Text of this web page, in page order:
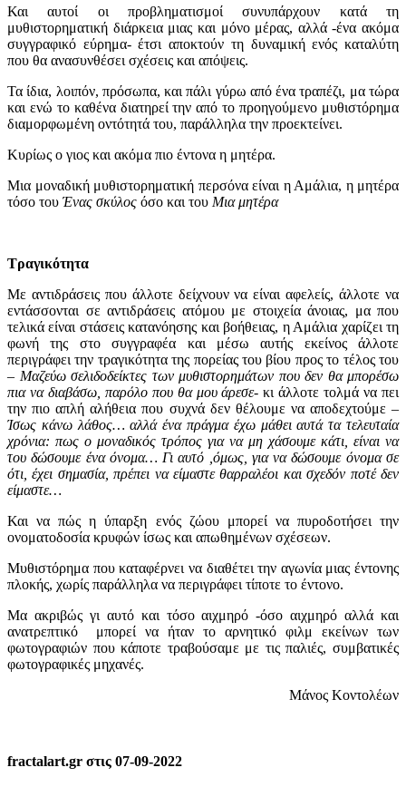
Και αυτοί οι προβληματισμοί συνυπάρχουν κατά τη
μυθιστορηματική διάρκεια μιας και μόνο μέρας, αλλά -ένα ακόμα
συγγραφικό εύρημα- έτσι αποκτούν τη δυναμική ενός καταλύτη
που θα ανασυνθέσει σχέσεις και απόψεις.
Τα ίδια, λοιπόν, πρόσωπα, και πάλι γύρω από ένα τραπέζι, μα τώρα
και ενώ το καθένα διατηρεί την από το προηγούμενο μυθιστόρημα
διαμορφωμένη οντότητά του, παράλληλα την προεκτείνει.
Κυρίως ο γιος και ακόμα πιο έντονα η μητέρα.
Μια μοναδική μυθιστορηματική περσόνα είναι η Αμάλια, η μητέρα
τόσο του Ένας σκύλος όσο και του Μια μητέρα
Τραγικότητα
Με αντιδράσεις που άλλοτε δείχνουν να είναι αφελείς, άλλοτε να
εντάσσονται σε αντιδράσεις ατόμου με στοιχεία άνοιας, μα που
τελικά είναι στάσεις κατανόησης και βοήθειας, η Αμάλια χαρίζει τη
φωνή της στο συγγραφέα και μέσω αυτής εκείνος άλλοτε
περιγράφει την τραγικότητα της πορείας του βίου προς το τέλος του
– Μαζεύω σελιδοδείκτες των μυθιστορημάτων που δεν θα μπορέσω
πια να διαβάσω, παρόλο που θα μου άρεσε- κι άλλοτε τολμά να πει
την πιο απλή αλήθεια που συχνά δεν θέλουμε να αποδεχτούμε –
Ίσως κάνω λάθος… αλλά ένα πράγμα έχω μάθει αυτά τα τελευταία
χρόνια: πως ο μοναδικός τρόπος για να μη χάσουμε κάτι, είναι να
του δώσουμε ένα όνομα… Γι αυτό ,όμως, για να δώσουμε όνομα σε
ότι, έχει σημασία, πρέπει να είμαστε θαρραλέοι και σχεδόν ποτέ δεν
είμαστε…
Και να πώς η ύπαρξη ενός ζώου μπορεί να πυροδοτήσει την
ονοματοδοσία κρυφών ίσως και απωθημένων σχέσεων.
Μυθιστόρημα που καταφέρνει να διαθέτει την αγωνία μιας έντονης
πλοκής, χωρίς παράλληλα να περιγράφει τίποτε το έντονο.
Μα ακριβώς γι αυτό και τόσο αιχμηρό -όσο αιχμηρό αλλά και
ανατρεπτικό μπορεί να ήταν το αρνητικό φιλμ εκείνων των
φωτογραφιών που κάποτε τραβούσαμε με τις παλιές, συμβατικές
φωτογραφικές μηχανές.
Μάνος Κοντολέων
fractalart.gr στις 07-09-2022